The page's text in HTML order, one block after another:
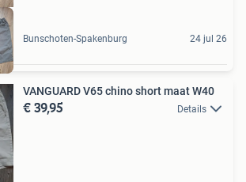
Bunschoten-Spakenburg 24 jul 26
VANGUARD V65 chino short maat W40
€ 39,95 Details